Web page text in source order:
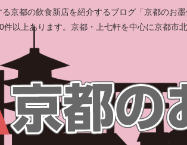
京都の飲食新店を紹介するブログ「京都のお
件以上あります。京都・上七軒を中心に京都市